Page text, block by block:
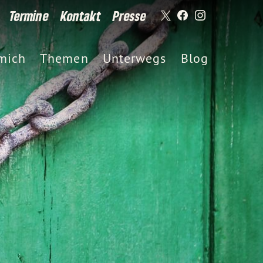
Termine Kontakt Presse
Themen Unterwegs Blog